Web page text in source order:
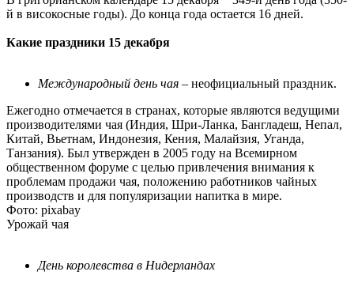
й в високосные годы). До конца года остается 16 дней.
Какие праздники 15 декабря
Международный день чая – неофициальный праздник.
Ежегодно отмечается в странах, которые являются ведущими
производителями чая (Индия, Шри-Ланка, Бангладеш, Непал,
Китай, Вьетнам, Индонезия, Кения, Малайзия, Уганда,
Танзания). Был утвержден в 2005 году на Всемирном
общественном форуме с целью привлечения внимания к
проблемам продажи чая, положению работников чайных
производств и для популяризации напитка в мире.
Фото: pixabay
Урожай чая
День королевства в Нидерландах